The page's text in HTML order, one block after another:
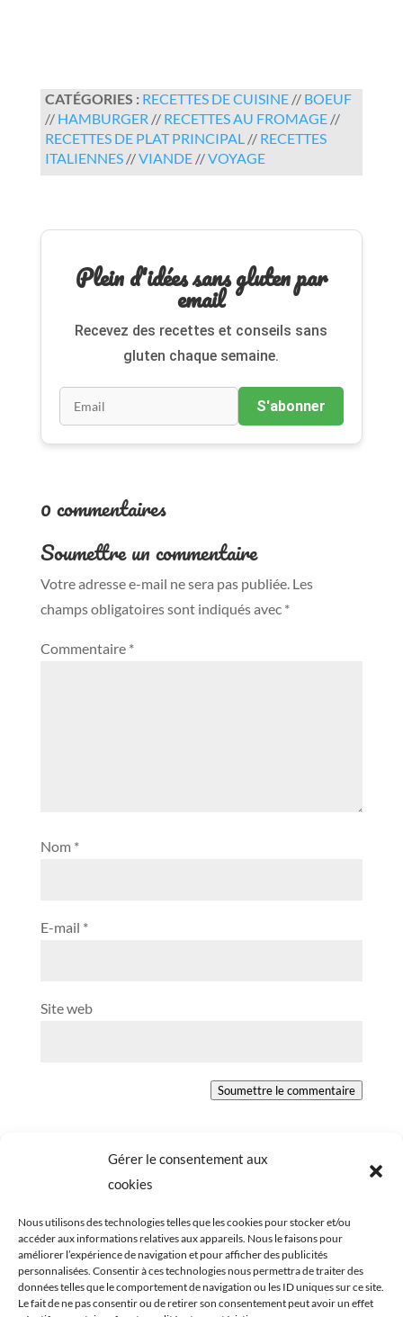
Gérer le consentement aux
cookies
Nous utilisons des technologies telles que les cookies pour stocker et/ou
accéder aux informations relatives aux appareils. Nous le faisons pour
améliorer l’expérience de navigation et pour afficher des publicités
personnalisées. Consentir à ces technologies nous permettra de traiter des
données telles que le comportement de navigation ou les ID uniques sur ce site.
Le fait de ne pas consentir ou de retirer son consentement peut avoir un effet
CATÉGORIES : RECETTES DE CUISINE// BOEUF
// HAMBURGER // RECETTES AU FROMAGE//
RECETTES DE PLAT PRINCIPAL// RECETTES
ITALIENNES//VIANDE//VOYAGE
Plein d'idées sans gluten par
email
Recevez des recettes et conseils sans
gluten chaque semaine.
S'abonner
0 commentaires
Soumettre un commentaire
Votre adresse e-mail ne sera pas publiée. Les
champs obligatoires sont indiqués avec *
Commentaire *
Nom *
E-mail *
Site web
Soumettre le commentaire